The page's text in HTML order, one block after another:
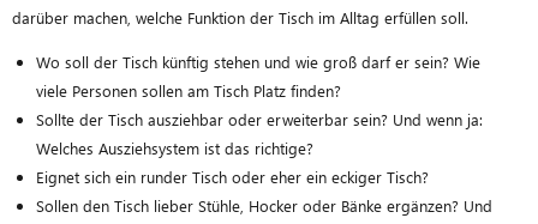
darüber machen, welche Funktion der Tisch im Alltag erfüllen soll.
Wo soll der Tisch künftig stehen und wie groß darf er sein? Wie
viele Personen sollen am Tisch Platz finden?
Sollte der Tisch ausziehbar oder erweiterbar sein? Und wenn ja:
Welches Ausziehsystem ist das richtige?
Eignet sich ein runder Tisch oder eher ein eckiger Tisch?
Sollen den Tisch lieber Stühle, Hocker oder Bänke ergänzen? Und